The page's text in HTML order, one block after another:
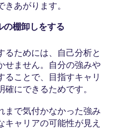
あがります。
の棚卸しをする
るためには、自己分析と
せません。自分の強みや
ることで、目指すキャリ
にできるためです。
まで気付かなかった強み
キャリアの可能性が見え